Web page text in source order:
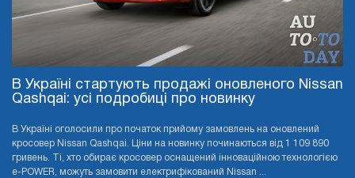
В Україні стартують продажі оновленого Nissan
Qashqai: усі подробиці про новинку
В Україні оголосили про початок прийому замовлень на оновлений
кросовер Nissan Qashqai. Ціни на новинку починаються від 1 109 890
гривень. Ті, хто обирає кросовер оснащений інноваційною технологією
e-POWER, можуть замовити електрифікований Nissan ...